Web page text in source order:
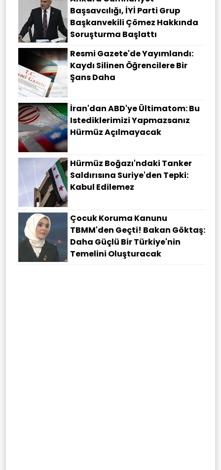
Başsavcılığı, İYİ Parti Grup
Başkanvekili Çömez Hakkında
Soruşturma Başlattı
Resmi Gazete'de Yayımlandı:
Kaydı Silinen Öğrencilere Bir
Şans Daha
İran'dan ABD'ye Ültimatom: Bu
Istediklerimizi Yapmazsanız
Hürmüz Açılmayacak
Hürmüz Boğazı'ndaki Tanker
Saldırısına Suriye'den Tepki:
Kabul Edilemez
Çocuk Koruma Kanunu
TBMM'den Geçti! Bakan Göktaş:
Daha Güçlü Bir Türkiye'nin
Temelini Oluşturacak